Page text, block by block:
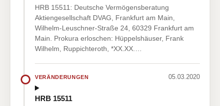
HRB 15511: Deutsche Vermögensberatung
Aktiengesellschaft DVAG, Frankfurt am Main,
Wilhelm-Leuschner-Straße 24, 60329 Frankfurt am
Main. Prokura erloschen: Hüppelshäuser, Frank
Wilhelm, Ruppichteroth, *XX.XX.…
VERÄNDERUNGEN 05.03.2020
HRB 15511